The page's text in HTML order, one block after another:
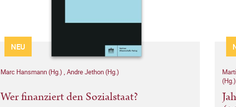
NEU
Marc Hansmann (Hg.) , Andre Jethon (Hg.)
Wer finanziert den Sozialstaat?
(Hg.)